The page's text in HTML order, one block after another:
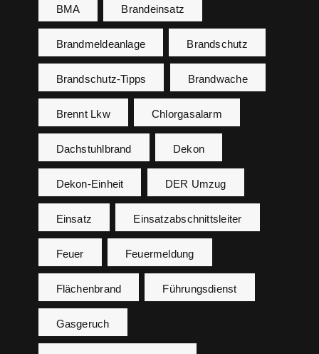
BMA Brandeinsatz
Brandmeldeanlage Brandschutz
Brandschutz-Tipps Brandwache
Brennt Lkw Chlorgasalarm
Dachstuhlbrand Dekon
Dekon-Einheit DER Umzug
Einsatz Einsatzabschnittsleiter
Feuer Feuermeldung
Flächenbrand Führungsdienst
Gasgeruch